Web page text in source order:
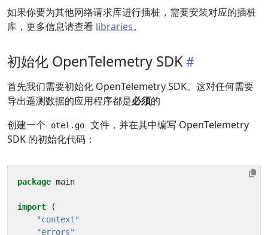
如果你要为其他网络请求库进行插桩，需要安装对应的插桩
库，更多信息请查看 libraries。
初始化 OpenTelemetry SDK
首先我们需要初始化 OpenTelemetry SDK。这对任何需要
导出遥测数据的应用程序都是必须的
创建一个
otel.go
文件，并在其中编写 OpenTelemetry
SDK 的初始化代码：
package main
import
(
"context"
"errors"